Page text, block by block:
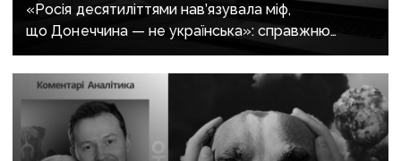
«Росія десятиліттями нав’язувала міф,
що Донеччина — не українська»: справжню
історію регіону зберуть в унікальному календарі